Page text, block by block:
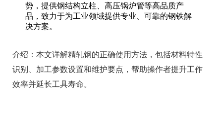
势，提供钢结构立柱、高压锅炉管等高品质产
品，致力于为工业领域提供专业、可靠的钢铁解
决方案。
介绍： 本文详解精轧钢的正确使用方法，包括材料特性
识别、加工参数设置和维护要点，帮助操作者提升工作
效率并延长工具寿命。